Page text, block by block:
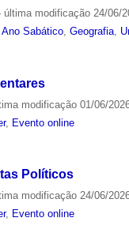
última modificação 24/06/
Ano Sabático ,Geografia
modificação 01/06/
, Evento online
Políticos
modificação 24/06/
, Evento online